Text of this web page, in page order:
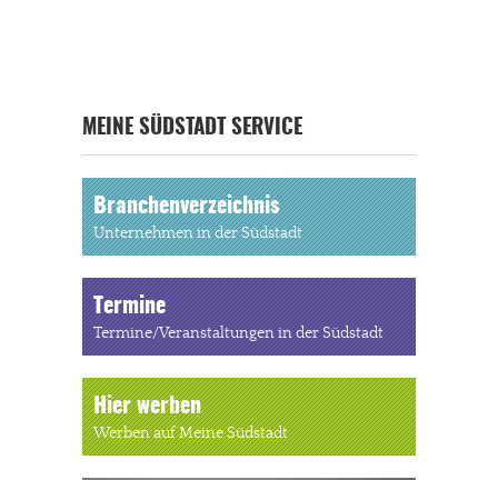
MEINE SÜDSTADT SERVICE
Branchenverzeichnis
Unternehmen in der Südstadt
Termine
Termine/Veranstaltungen in der Südstadt
Hier werben
Werben auf Meine Südstadt